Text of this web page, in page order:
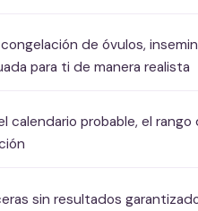
congelación de óvulos,
para ti de manera realista
calendario probable, el
sin resultados